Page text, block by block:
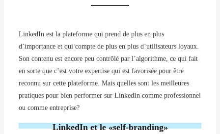
LinkedIn est la plateforme qui prend de plus en plus
d’importance et qui compte de plus en plus d’utilisateurs loyaux.
Son contenu est encore peu contrôlé par l’algorithme, ce qui fait
en sorte que c’est votre expertise qui est favorisée pour être
reconnu sur cette plateforme. Mais quelles sont les meilleures
pratiques pour bien performer sur LinkedIn comme professionnel
ou comme entreprise?
LinkedIn et le «self-branding»